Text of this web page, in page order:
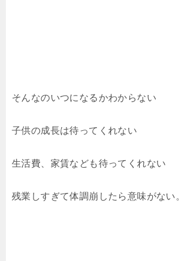
そんなのいつになるかわからない
子供の成長は待ってくれない
生活費、家賃なども待ってくれない
残業しすぎて体調崩したら意味がない。